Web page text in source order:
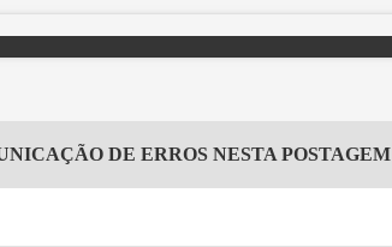
DE ERROS NESTA POSTAGEM